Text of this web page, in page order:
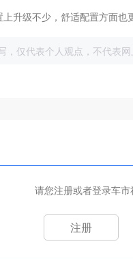
升级不少，舒适配置方面也
，仅代表个人观点，不代表
请您注册或者登录车
注册